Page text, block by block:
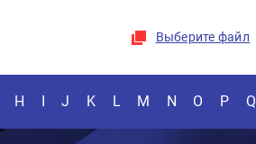
Выберите файл
H I J K L M N O P Q